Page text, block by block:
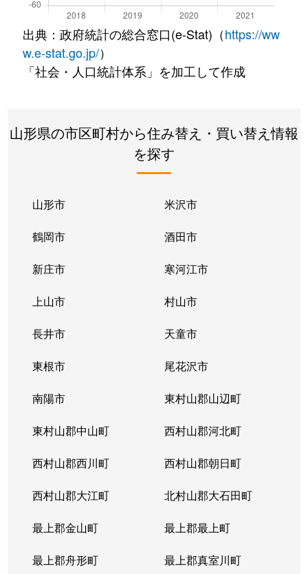
出典：政府統計の総合窓口(e-Stat)（https://ww
w.e-stat.go.jp/）
「社会・人口統計体系」を加工して作成
山形県の市区町村から住み替え・買い替え情報
を探す
山形市 米沢市
鶴岡市 酒田市
新庄市 寒河江市
上山市 村山市
長井市 天童市
東根市 尾花沢市
南陽市 東村山郡山辺町
東村山郡中山町 西村山郡河北町
西村山郡西川町 西村山郡朝日町
西村山郡大江町 北村山郡大石田町
最上郡金山町 最上郡最上町
最上郡舟形町 最上郡真室川町